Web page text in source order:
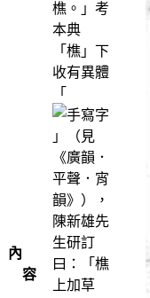
內
容
樵。」考
本典
「樵」下
收有異體
「
」（見
《廣韻．
平聲．宵
韻》），
陳新雄先
生研訂
曰：「樵
上加草